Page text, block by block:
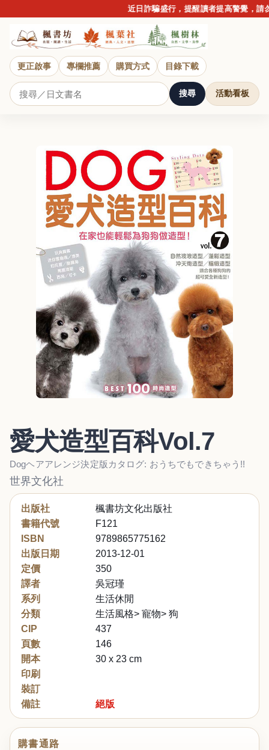
近日詐騙盛行，提醒讀者提高警覺，請
更正啟事 專欄推薦 購買方式 目錄下載
搜尋 活動看板
愛犬造型百科Vol.7
Dogヘアアレンジ決定版カタログ: おうちでもできちゃう!!
世界文化社
出版社
楓書坊文化出版社
書籍代號
F121
ISBN
9789865775162
出版日期
2013-12-01
定價
350
譯者
吳冠瑾
系列
生活休閒
分類
生活風格> 寵物> 狗
CIP
437
頁數
146
開本
30 x 23 cm
印刷
裝訂
備註
絕版
購書通路